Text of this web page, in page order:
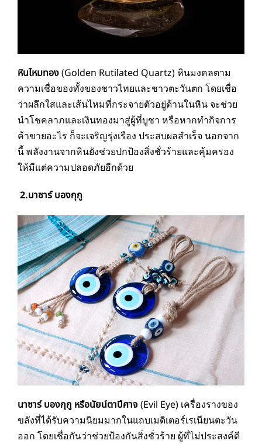
หินไหมทอง(Golden Rutilated Quartz) หินมงคลตาม
ความเชื่อของทั้งของชาวไทยและชาวตะวันตก โดยเชื่อ
ว่าผลึกใสและเส้นไหมที่กระจายตัวอยู่ด้านในหิน จะช่วย
นำโชคลาภและเงินทองมาสู่ผู้ที่บูชา หรือหากทำกิจการ
ค้าขายอะไร ก็จะเจริญรุ่งเรือง ประสบผลสำเร็จ นอกจาก
นี้ พลังงานจากหินยังช่วยปกป้องสิ่งชั่วร้ายและคุ้มครอง
ให้มีแต่ความปลอดภัยอีกด้วย
2.นาซาร์ บองกุกู
นาซาร์ บองกุกู หรือนัยน์ตาปีศาจ(Evil Eye) เครื่องรางของ
ขลังที่ได้รับความนิยมมากในแถบเมดิเตอร์เรเนียนตะวัน
ออก โดยเชื่อกันว่าช่วยป้องกันสิ่งชั่วร้าย ผู้ที่ไม่ประสงค์ดี